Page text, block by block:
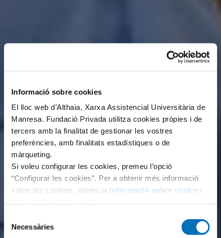
Informació sobre cookies
El lloc web d’Althaia, Xarxa Assistencial Universitària de
Manresa. Fundació Privada utilitza cookies pròpies i de
tercers amb la finalitat de gestionar les vostres
preferències, amb finalitats estadístiques o de
màrqueting.
Si voleu configurar les cookies, premeu l’opció
“Configurar les cookies”. Per a obtenir més informació
sobre les cookies, visiteu la Informació sobre cookies
Necessàries